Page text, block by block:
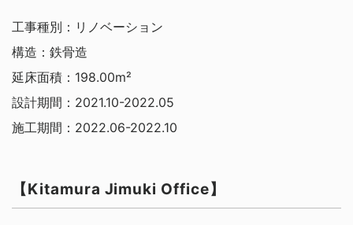
工事種別：リノベーション
構造：鉄骨造
延床面積：198.00m²
設計期間：2021.10-2022.05
施工期間：2022.06-2022.10
【Kitamura Jimuki Office】